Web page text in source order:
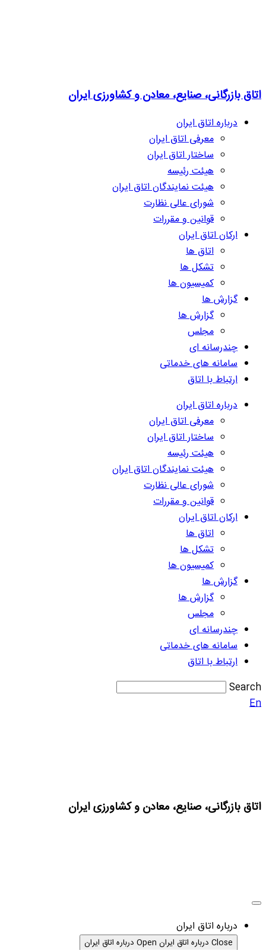
اتاق بازرگانی، صنایع، معادن و کشاورزی ایران
درباره اتاق ایران
معرفی اتاق ایران
ساختار اتاق ایران
هیئت رئیسه
هیئت نمایندگان اتاق ایران
شورای عالی نظارت
قوانین و مقررات
ارکان اتاق ایران
اتاق ها
تشکل ها
کمیسیون ها
گزارش ها
گزارش ها
مجلس
چندرسانه ای
سامانه های خدماتی
ارتباط با اتاق
درباره اتاق ایران
معرفی اتاق ایران
ساختار اتاق ایران
هیئت رئیسه
هیئت نمایندگان اتاق ایران
شورای عالی نظارت
قوانین و مقررات
ارکان اتاق ایران
اتاق ها
تشکل ها
کمیسیون ها
گزارش ها
گزارش ها
مجلس
چندرسانه ای
سامانه های خدماتی
ارتباط با اتاق
Search
En
اتاق بازرگانی، صنایع، معادن و کشاورزی ایران
درباره اتاق ایران
Close درباره اتاق ایران Open درباره اتاق ایران